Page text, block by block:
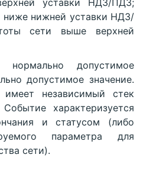
ниже нижней уставки НДЗ/
сети выше верхней
допустимое
допустимое значение.
независимый стек
характеризуется
и статусом (либо
параметра для
сети).